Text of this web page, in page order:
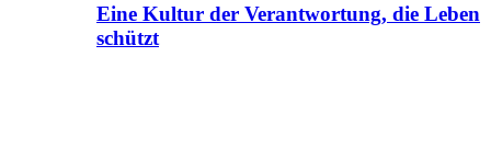
Eine Kultur der Verantwortung, die Leben
schützt